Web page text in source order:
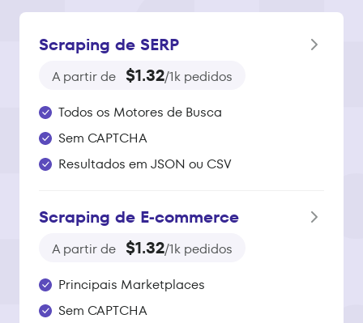
Scraping de SERP
A partir de $1.32/1k pedidos
Todos os Motores de Busca
Sem CAPTCHA
Resultados em JSON ou CSV
Scraping de E‑commerce
A partir de $1.32/1k pedidos
Principais Marketplaces
Sem CAPTCHA